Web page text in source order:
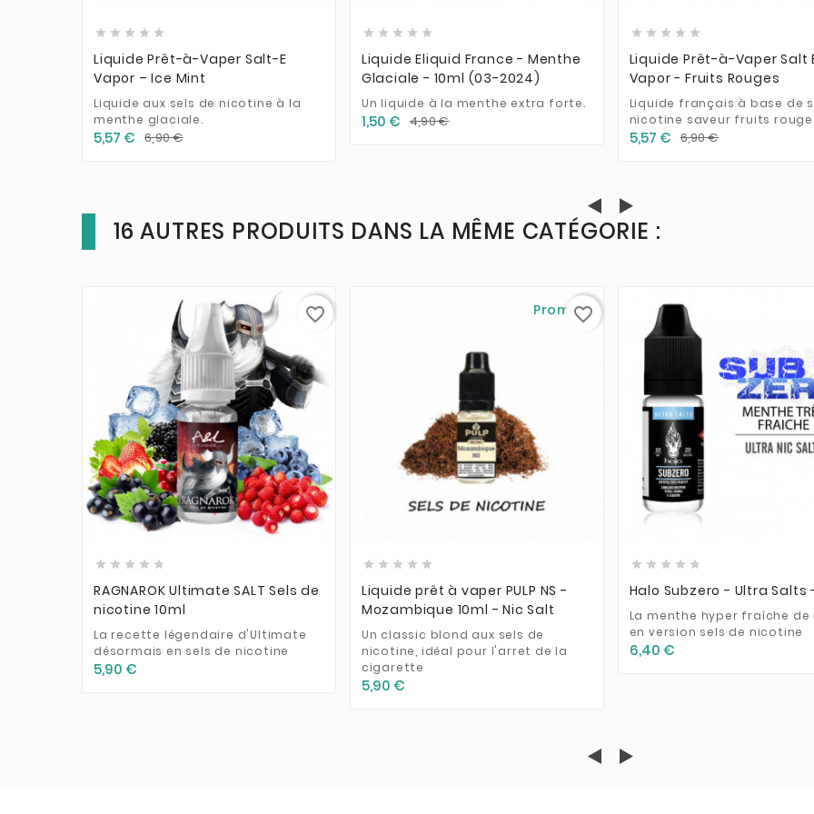
    
Liquide Prêt-à-Vaper Salt-E
Vapor – Ice Mint
Liquide aux sels de nicotine à la
menthe glaciale.
5,57 € 6,90 €
    
Liquide Eliquid France - Menthe
Glaciale - 10ml (03-2024)
Un liquide à la menthe extra forte.
1,50 € 4,90 €
    
Liquide Prêt-à-Vaper Salt
Vapor - Fruits Rouges
Liquide français à base de
nicotine saveur fruits
5,57 € 6,90 €
16 AUTRES PRODUITS DANS LA MÊME CATÉGORIE :
  
    
RAGNAROK Ultimate SALT Sels de
nicotine 10ml
La recette légendaire d'Ultimate
désormais en sels de nicotine
5,90 €
favorite_border Promo !
    
Liquide prêt à vaper PULP NS -
Mozambique 10ml - Nic Salt
Un classic blond aux sels de
nicotine, idéal pour l'arret de la
cigarette
5,90 €
favorite_border

    
Halo Subzero - Ultra Salts
La menthe hyper fraîche de
en version sels de nicotine
6,40 €